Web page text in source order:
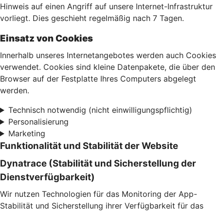
Hinweis auf einen Angriff auf unsere Internet-Infrastruktur
vorliegt. Dies geschieht regelmäßig nach 7 Tagen.
Einsatz von Cookies
Innerhalb unseres Internetangebotes werden auch Cookies
verwendet. Cookies sind kleine Datenpakete, die über den
Browser auf der Festplatte Ihres Computers abgelegt
werden.
Technisch notwendig (nicht einwilligungspflichtig)
Personalisierung
Marketing
Funktionalität und Stabilität der Website
Dynatrace (Stabilität und Sicherstellung der
Dienstverfügbarkeit)
Wir nutzen Technologien für das Monitoring der App-
Stabilität und Sicherstellung ihrer Verfügbarkeit für das